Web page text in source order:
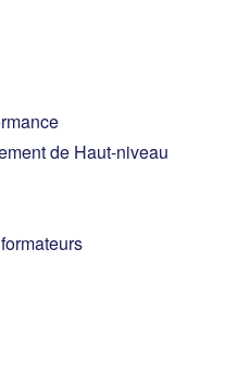
de Haut-niveau